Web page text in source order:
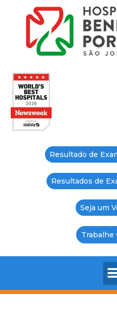
Resultado de
Resultados de
Seja um
Trabalhe